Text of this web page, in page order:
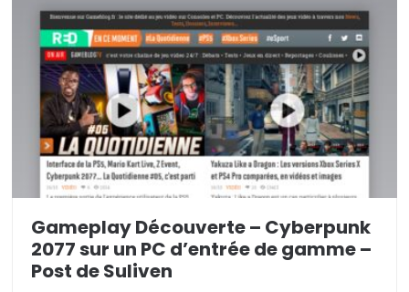
Gameplay Découverte – Cyberpunk
2077 sur un PC d’entrée de gamme –
Post de Suliven